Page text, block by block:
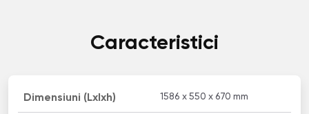
Caracteristici
Dimensiuni (Lxlxh) 1586 x 550 x 670 mm